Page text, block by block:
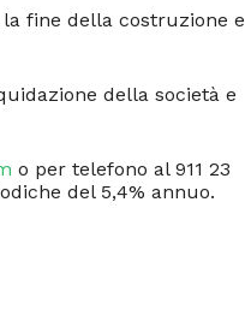
la fine della costruzione e
della società e
o per telefono al 911 23
del 5,4% annuo.